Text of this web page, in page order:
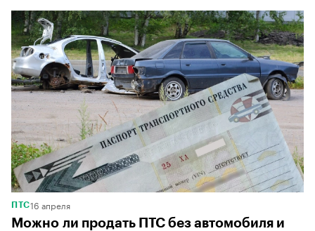
ПТС16 апреля
Можно ли продать ПТС без автомобиля и